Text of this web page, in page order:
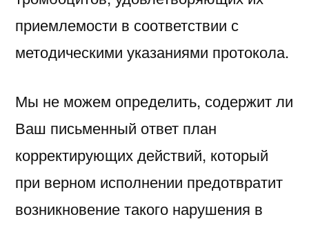
приемлемости в соответствии с
методическими указаниями протокола.
Мы не можем определить, содержит ли
Ваш письменный ответ план
корректирующих действий, который
при верном исполнении предотвратит
возникновение такого нарушения в